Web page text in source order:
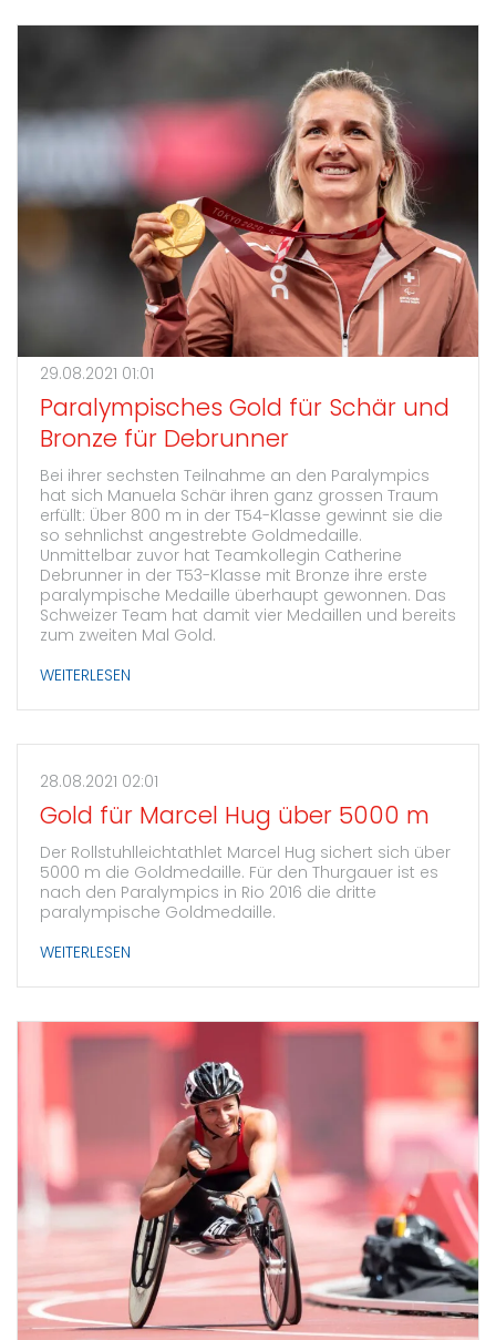
29.08.2021 01:01
Paralympisches Gold für Schär und
Bronze für Debrunner
Bei ihrer sechsten Teilnahme an den Paralympics
hat sich Manuela Schär ihren ganz grossen Traum
erfüllt: Über 800 m in der T54-Klasse gewinnt sie die
so sehnlichst angestrebte Goldmedaille.
Unmittelbar zuvor hat Teamkollegin Catherine
Debrunner in der T53-Klasse mit Bronze ihre erste
paralympische Medaille überhaupt gewonnen. Das
Schweizer Team hat damit vier Medaillen und bereits
zum zweiten Mal Gold.
WEITERLESEN
28.08.2021 02:01
Gold für Marcel Hug über 5000 m
Der Rollstuhlleichtathlet Marcel Hug sichert sich über
5000 m die Goldmedaille. Für den Thurgauer ist es
nach den Paralympics in Rio 2016 die dritte
paralympische Goldmedaille.
WEITERLESEN